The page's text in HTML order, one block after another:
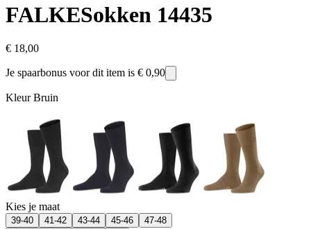
FALKESokken 14435
€ 18,00
Je spaarbonus voor dit item is € 0,90
KleurBruin
Kies je maat
39-40 41-42 43-44 45-46
47-48